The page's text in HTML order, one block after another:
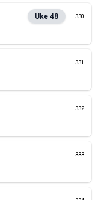
Uke48 330
331
332
333